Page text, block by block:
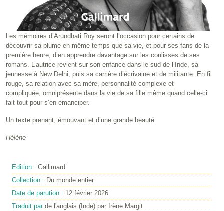
Les mémoires d’Arundhati Roy seront l’occasion pour certains de
découvrir sa plume en même temps que sa vie, et pour ses fans de la
première heure, d’en apprendre davantage sur les coulisses de ses
romans. L’autrice revient sur son enfance dans le sud de l’Inde, sa
jeunesse à New Delhi, puis sa carrière d’écrivaine et de militante. En fil
rouge, sa relation avec sa mère, personnalité complexe et
compliquée, omniprésente dans la vie de sa fille même quand celle-ci
fait tout pour s’en émanciper.
Un texte prenant, émouvant et d’une grande beauté.
Hélène
Edition : Gallimard
Collection : Du monde entier
Date de parution : 12 février 2026
Traduit par de l'anglais (Inde) par Irène Margit